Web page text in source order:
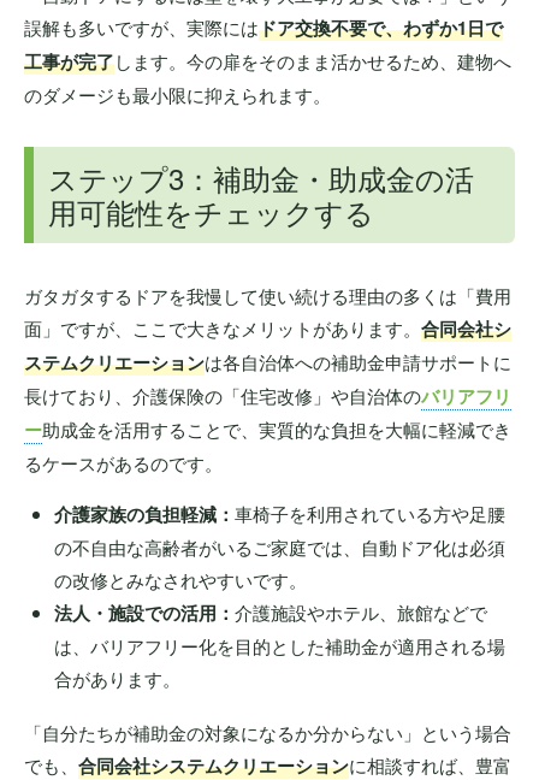
誤解も多いですが、実際にはドア交換不要で、わずか1日で
工事が完了します。今の扉をそのまま活かせるため、建物へ
のダメージも最小限に抑えられます。
ステップ3：補助金・助成金の活
用可能性をチェックする
ガタガタするドアを我慢して使い続ける理由の多くは「費用
面」ですが、ここで大きなメリットがあります。 合同会社シ
ステムクリエーションは各自治体への補助金申請サポートに
長けており、介護保険の「住宅改修」や自治体のバリアフリ
ー助成金を活用することで、実質的な負担を大幅に軽減でき
るケースがあるのです。
介護家族の負担軽減： 車椅子を利用されている方や足腰
の不自由な高齢者がいるご家庭では、自動ドア化は必須
の改修とみなされやすいです。
法人・施設での活用： 介護施設やホテル、旅館などで
は、バリアフリー化を目的とした補助金が適用される場
合があります。
「自分たちが補助金の対象になるか分からない」という場合
でも、 合同会社システムクリエーションに相談すれば、豊富